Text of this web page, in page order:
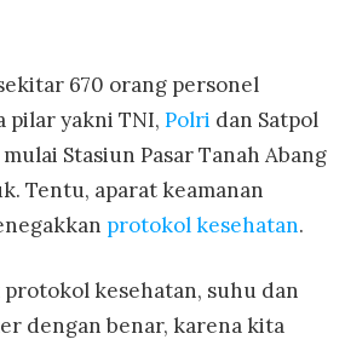
670 orang personel
pilar yakni TNI, Polri dan Satpol
Stasiun Pasar Tanah Abang
Tentu, aparat keamanan
protokol kesehatan.
kesehatan, suhu dan
dengan benar, karena kita